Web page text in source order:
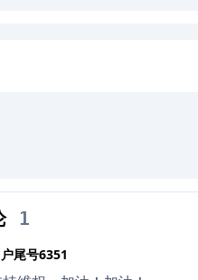
1
尾号6351